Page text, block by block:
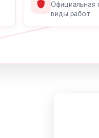
Официальная
виды работ